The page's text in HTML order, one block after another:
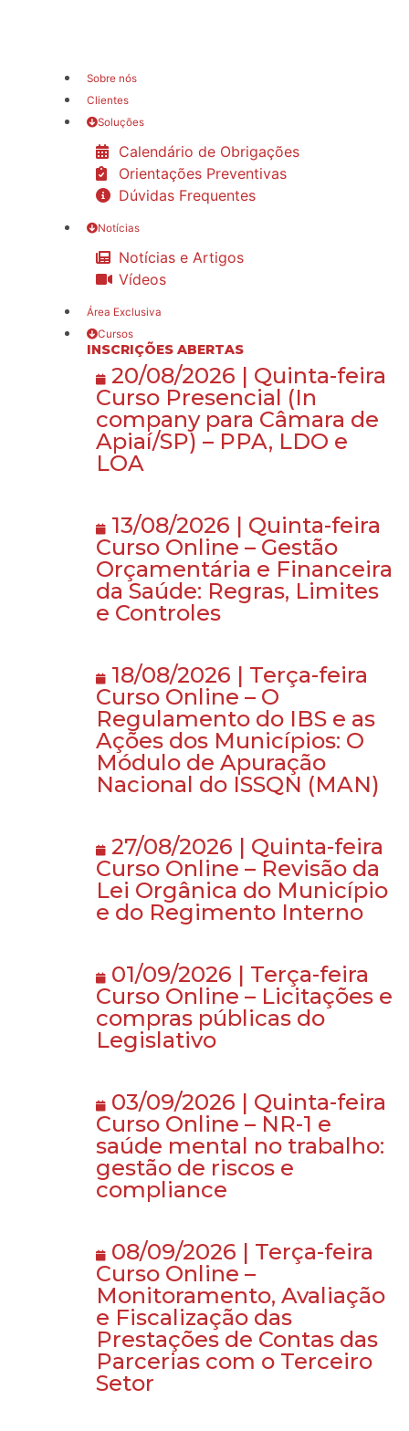
Sobre nós
Clientes
Soluções
Calendário de Obrigações
Orientações Preventivas
Dúvidas Frequentes
Notícias
Notícias e Artigos
Vídeos
Área Exclusiva
Cursos
INSCRIÇÕES ABERTAS
20/08/2026 | Quinta-feira
Curso Presencial (In
company para Câmara de
Apiaí/SP) – PPA, LDO e
LOA
13/08/2026 | Quinta-feira
Curso Online – Gestão
Orçamentária e Financeira
da Saúde: Regras, Limites
e Controles
18/08/2026 | Terça-feira
Curso Online – O
Regulamento do IBS e as
Ações dos Municípios: O
Módulo de Apuração
Nacional do ISSQN (MAN)
27/08/2026 | Quinta-feira
Curso Online – Revisão da
Lei Orgânica do Município
e do Regimento Interno
01/09/2026 | Terça-feira
Curso Online – Licitações e
compras públicas do
Legislativo
03/09/2026 | Quinta-feira
Curso Online – NR-1 e
saúde mental no trabalho:
gestão de riscos e
compliance
08/09/2026 | Terça-feira
Curso Online –
Monitoramento, Avaliação
e Fiscalização das
Prestações de Contas das
Parcerias com o Terceiro
Setor